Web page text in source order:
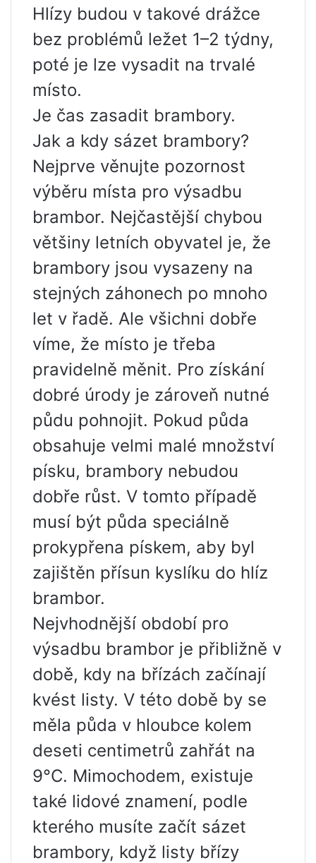
Hlízy budou v takové drážce
bez problémů ležet 1–2 týdny,
poté je lze vysadit na trvalé
místo.
Je čas zasadit brambory.
Jak a kdy sázet brambory?
Nejprve věnujte pozornost
výběru místa pro výsadbu
brambor. Nejčastější chybou
většiny letních obyvatel je, že
brambory jsou vysazeny na
stejných záhonech po mnoho
let v řadě. Ale všichni dobře
víme, že místo je třeba
pravidelně měnit. Pro získání
dobré úrody je zároveň nutné
půdu pohnojit. Pokud půda
obsahuje velmi malé množství
písku, brambory nebudou
dobře růst. V tomto případě
musí být půda speciálně
prokypřena pískem, aby byl
zajištěn přísun kyslíku do hlíz
brambor.
Nejvhodnější období pro
výsadbu brambor je přibližně v
době, kdy na břízách začínají
kvést listy. V této době by se
měla půda v hloubce kolem
deseti centimetrů zahřát na
9°C. Mimochodem, existuje
také lidové znamení, podle
kterého musíte začít sázet
brambory, když listy břízy